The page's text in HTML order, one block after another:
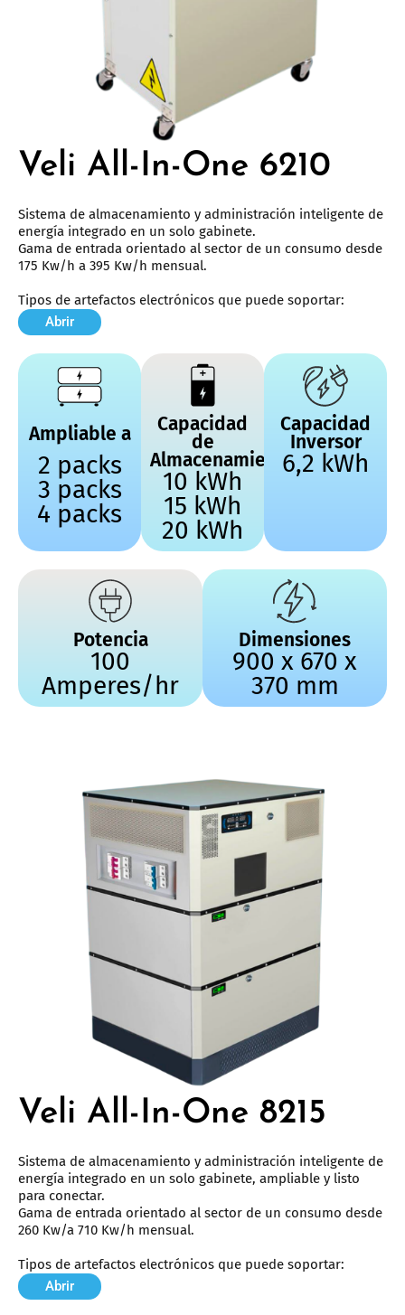
Veli All-In-One 6210
Sistema de almacenamiento y administración inteligente de
energía integrado en un solo gabinete.
Gama de entrada orientado al sector de un consumo desde
175 Kw/h a 395 Kw/h mensual.
Tipos de artefactos electrónicos que puede soportar:
Abrir
Ampliable a
2 packs
3 packs
4 packs
Capacidad
de
Almacenamiento
10 kWh
15 kWh
20 kWh
Capacidad
Inversor
6,2 kWh
Potencia
100
Amperes/hr
Dimensiones
900 x 670 x
370 mm
Veli All-In-One 8215
Sistema de almacenamiento y administración inteligente de
energía integrado en un solo gabinete, ampliable y listo
para conectar.
Gama de entrada orientado al sector de un consumo desde
260 Kw/a 710 Kw/h mensual.
Tipos de artefactos electrónicos que puede soportar:
Abrir